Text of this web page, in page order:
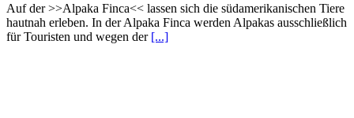
Auf der >>Alpaka Finca<< lassen sich die südamerikanischen Tiere
hautnah erleben. In der Alpaka Finca werden Alpakas ausschließlich
für Touristen und wegen der [...]